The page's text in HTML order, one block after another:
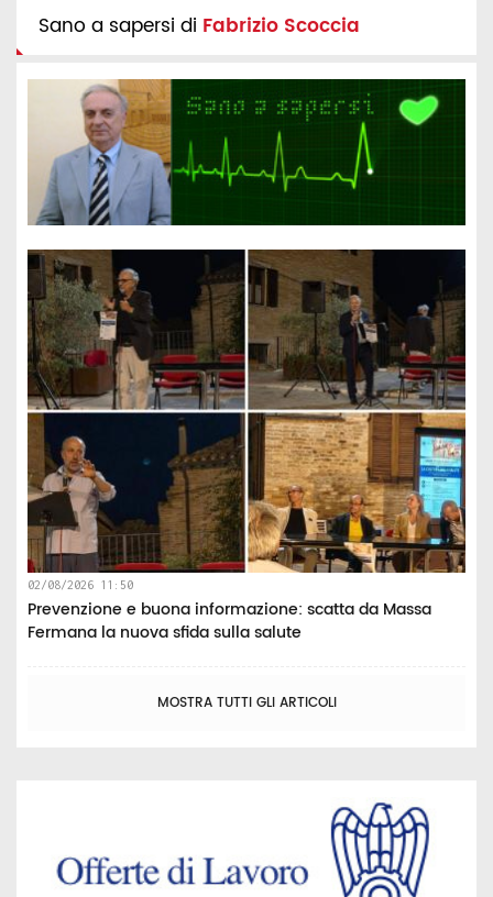
Sano a sapersi di Fabrizio Scoccia
02/08/2026 11:50
Prevenzione e buona informazione: scatta da Massa
Fermana la nuova sfida sulla salute
MOSTRA TUTTI GLI ARTICOLI